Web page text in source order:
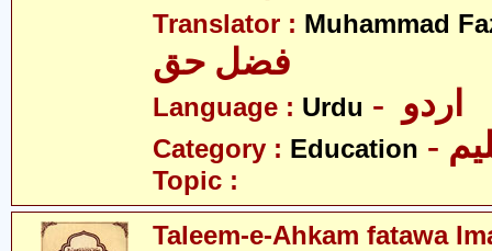
Translator : Muhammad
فضل حق
Language : Urdu
Category : Education
Topic :
Taleem-e-Ahkam fatawa